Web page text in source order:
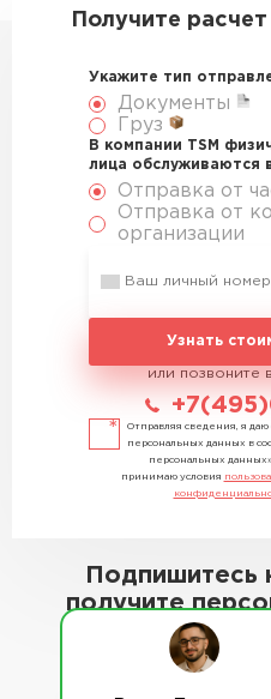
Получите
Укажите тип
Документы
Груз
В компании TSM
лица обслуживаются
Отправка от
Отправка от
организации
Узнать
или позвоните
Отправляя сведения, я даю
персональных данных в
персональных данных»
принимаю условия
Подпишитесь
получите